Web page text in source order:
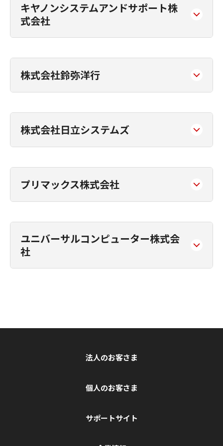
キヤノンシステムアンドサポート株
式会社
株式会社鈴弥洋行
株式会社日立システムズ
プリマックス株式会社
ユニバーサルコンピューター株式会
社
法人のお客さま
個人のお客さま
サポートサイト